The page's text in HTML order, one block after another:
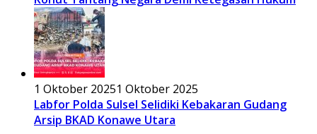
1 Oktober 20251 Oktober 2025
Labfor Polda Sulsel Selidiki Kebakaran Gudang
Arsip BKAD Konawe Utara